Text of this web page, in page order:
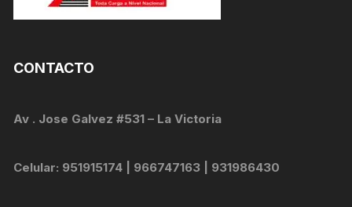
CONTACTO
Av . Jose Galvez #531 – La Victoria
Celular: 951915174 | 966747163 | 931986430